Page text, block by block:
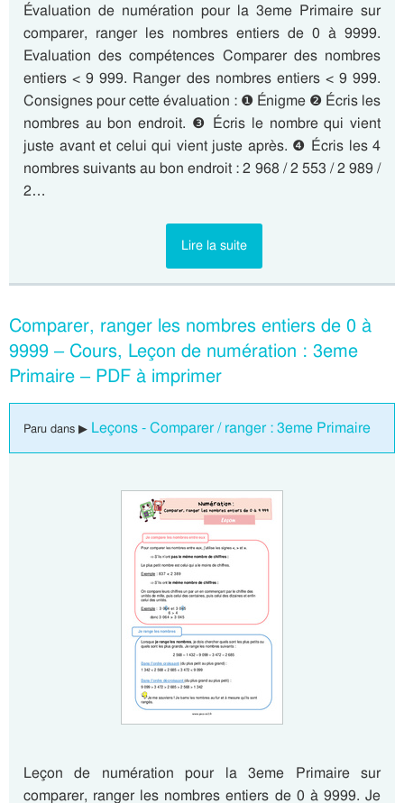
Évaluation de numération pour la 3eme Primaire sur
comparer, ranger les nombres entiers de 0 à 9999.
Evaluation des compétences Comparer des nombres
entiers < 9 999. Ranger des nombres entiers < 9 999.
Consignes pour cette évaluation : ❶ Énigme ❷ Écris les
nombres au bon endroit. ❸ Écris le nombre qui vient
juste avant et celui qui vient juste après. ❹ Écris les 4
nombres suivants au bon endroit : 2 968 / 2 553 / 2 989 /
2…
Lire la suite
Comparer, ranger les nombres entiers de 0 à
9999 – Cours, Leçon de numération : 3eme
Primaire – PDF à imprimer
Paru dans ▶ Leçons - Comparer / ranger : 3eme Primaire
Leçon de numération pour la 3eme Primaire sur
comparer, ranger les nombres entiers de 0 à 9999. Je